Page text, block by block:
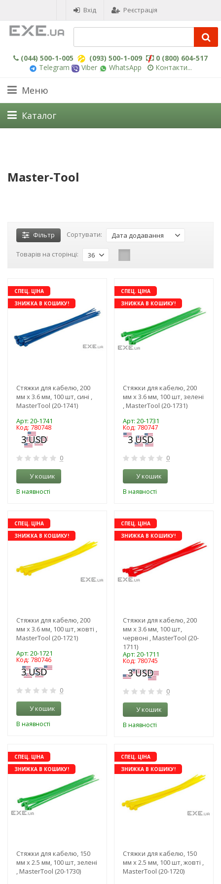
Вхід Реєстрація
(044) 500-1-005 (093) 500-1-009
0 (800) 604-517
Telegram
Viber WhatsApp Контакти...
Меню
Каталог
Master-Tool
Фільтр Сортувати: Дата додавання
Товарів на сторінці: 36
СПЕЦ. ЦІНА
ЗНИЖКА В КОШИКУ!
Стяжки для кабелю, 200
мм х 3.6 мм, 100 шт, сині ,
MasterTool (20-1741)
Арт: 20-1741
Код: 780748
0
У кошик
В наявності
СПЕЦ. ЦІНА
ЗНИЖКА В КОШИКУ!
Стяжки для кабелю, 200
мм х 3.6 мм, 100 шт, зелені
, MasterTool (20-1731)
Арт: 20-1731
Код: 780747
0
У кошик
В наявності
СПЕЦ. ЦІНА
ЗНИЖКА В КОШИКУ!
Стяжки для кабелю, 200
мм х 3.6 мм, 100 шт, жовті ,
MasterTool (20-1721)
Арт: 20-1721
Код: 780746
0
У кошик
В наявності
СПЕЦ. ЦІНА
ЗНИЖКА В КОШИКУ!
Стяжки для кабелю, 200
мм х 3.6 мм, 100 шт,
червоні , MasterTool (20-
1711)
Арт: 20-1711
Код: 780745
0
У кошик
В наявності
СПЕЦ. ЦІНА
ЗНИЖКА В КОШИКУ!
Стяжки для кабелю, 150
мм х 2.5 мм, 100 шт, зелені
, MasterTool (20-1730)
СПЕЦ. ЦІНА
ЗНИЖКА В КОШИКУ!
Стяжки для кабелю, 150
мм х 2.5 мм, 100 шт, жовті ,
MasterTool (20-1720)